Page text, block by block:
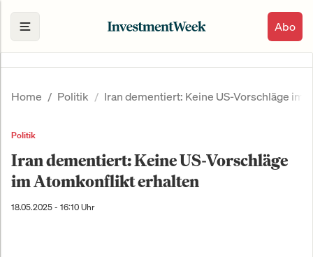
Abo
Home Politik Iran dementiert: Keine US-Vorschläge im
Politik
Iran dementiert: Keine US-Vorschläge
im Atomkonflikt erhalten
18.05.2025 - 16:10 Uhr